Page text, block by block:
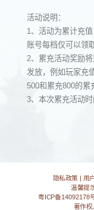
活动说明：
1、活动为累计充
账号每档仅可以领
2、累充活动奖励
发放，例如玩家充
500和累充800的累
3、本次累充活动
隐私政策 用
温馨提
粤ICP备14092178
著作权